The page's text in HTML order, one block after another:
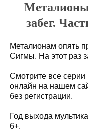
забег.
Металионам опять
Сигмы. На этот раз
Смотрите все
онлайн на нашем
без регистрации.
Год выхода
6+.